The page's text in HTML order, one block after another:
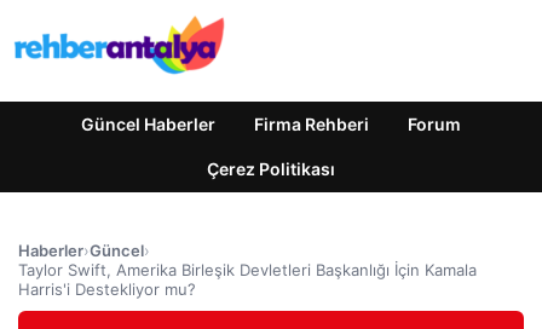
Güncel Haberler Firma Rehberi Forum
Çerez Politikası
Haberler›Güncel›
Taylor Swift, Amerika Birleşik Devletleri Başkanlığı İçin Kamala
Harris'i Destekliyor mu?